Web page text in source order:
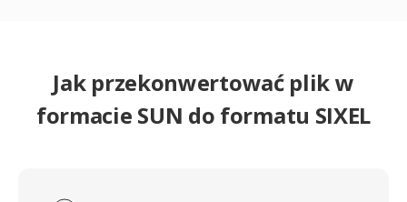
Jak przekonwertować plik w
formacie SUN do formatu SIXEL